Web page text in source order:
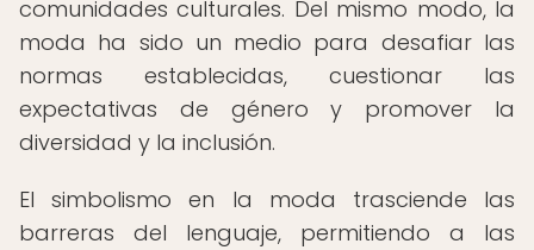
comunidades culturales. Del mismo modo, la
moda ha sido un medio para desafiar las
normas establecidas, cuestionar las
expectativas de género y promover la
diversidad y la inclusión.
El simbolismo en la moda trasciende las
barreras del lenguaje, permitiendo a las